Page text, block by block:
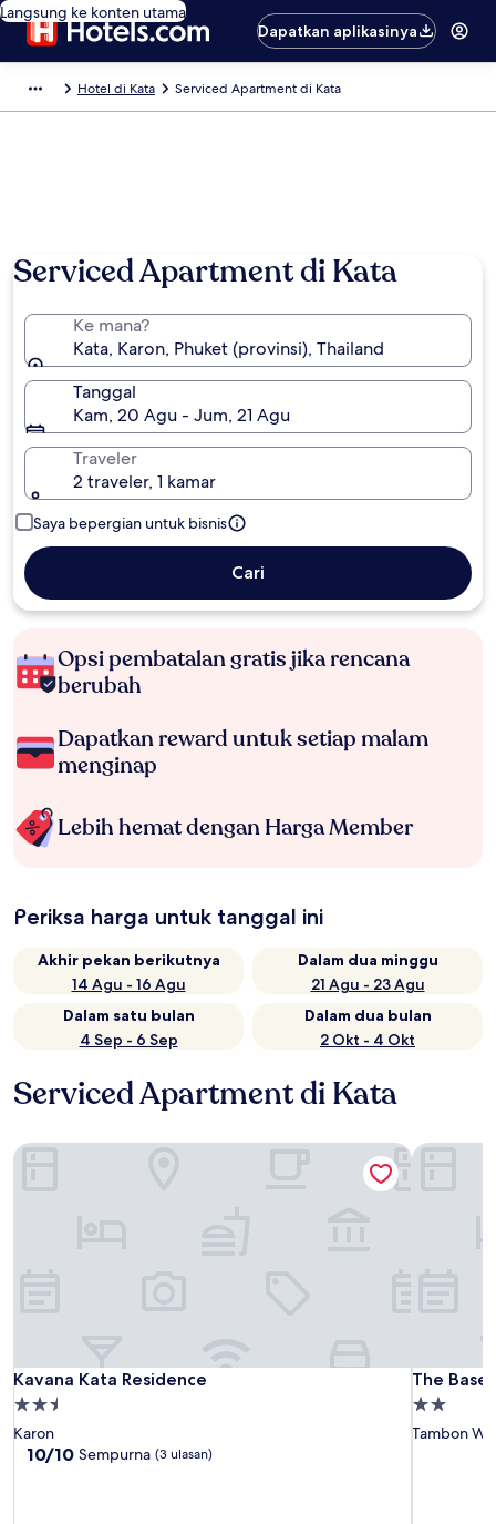
Langsung ke konten utama
Dapatkan aplikasinya
Hotel di Kata Serviced Apartment di Kata
Serviced Apartment di Kata
Ke mana?
Kata, Karon, Phuket (provinsi), Thailand
Tanggal
Kam, 20 Agu - Jum, 21 Agu
Traveler
2 traveler, 1 kamar
Saya bepergian untuk bisnis
Cari
Opsi pembatalan gratis jika rencana
berubah
Dapatkan reward untuk setiap malam
menginap
Lebih hemat dengan Harga Member
Periksa harga untuk tanggal ini
Akhir pekan berikutnya
14 Agu - 16 Agu
Dalam dua minggu
21 Agu - 23 Agu
Dalam satu bulan
4 Sep - 6 Sep
Dalam dua bulan
2 Okt - 4 Okt
Serviced Apartment di Kata
Kavana Kata Residence
Kavana Kata Residence
Properti
bintang
2.5
Karon
10.0
10/10 Sempurna (3 ulasan)
Kavana Kata Residence
The Base
The Base
Properti
bintang
Tambon
The Base